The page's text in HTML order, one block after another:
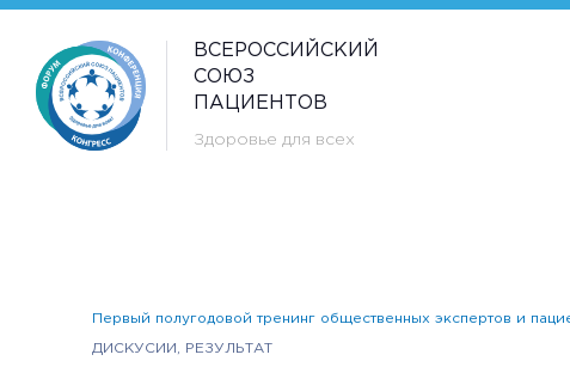
ВСЕРОССИЙСКИЙ
СОЮЗ
ПАЦИЕНТОВ
Здоровье для всех
Первый полугодовой тренинг общественных экспертов и
ДИСКУСИИ, РЕЗУЛЬТАТ